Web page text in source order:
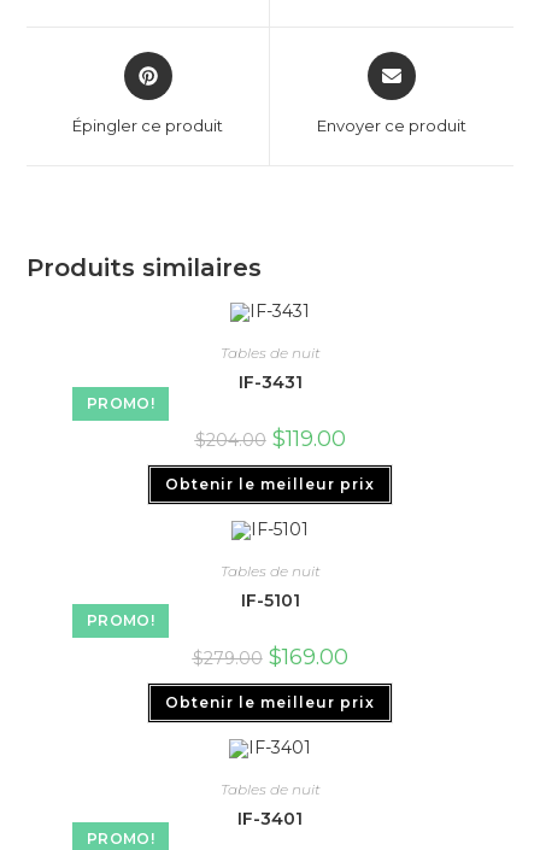
Épingler ce produit Envoyer ce produit
Produits similaires
PROMO!
Tables de nuit
IF-3431
$204.00 $119.00
Obtenir le meilleur prix
PROMO!
Tables de nuit
IF-5101
$279.00 $169.00
Obtenir le meilleur prix
PROMO!
Tables de nuit
IF-3401